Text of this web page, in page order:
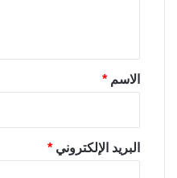
*الاسم *
البريد الإلكتروني *